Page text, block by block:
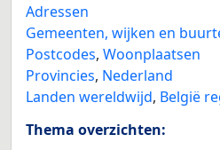
Adressen
Gemeenten, wijken en
Postcodes, Woonplaatsen
Provincies, Nederland
Landen wereldwijd, België
Thema overzichten: